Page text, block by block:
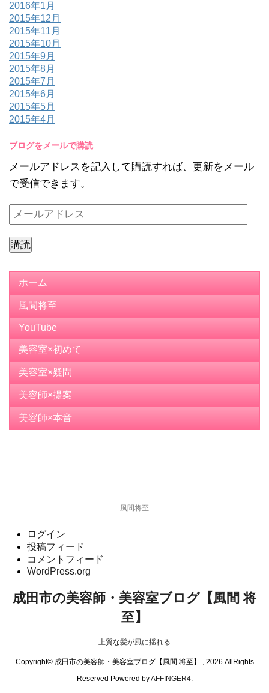
2016年1月
2015年12月
2015年11月
2015年10月
2015年9月
2015年8月
2015年7月
2015年6月
2015年5月
2015年4月
ブログをメールで購読
メールアドレスを記入して購読すれば、更新をメール
で受信できます。
メ
ル
レ
ス
ホーム
風間将至
YouTube
美容室×初めて
美容室×疑問
美容師×提案
美容師×本音
風間将至
ログイン
投稿フィード
コメントフィード
WordPress.org
成田市の美容師・美容室ブログ【風間 将
至】
上質な髪が風に揺れる
Copyright© 成田市の美容師・美容室ブログ【風間 将至】 , 2026 AllRights
Reserved Powered byAFFINGER4.